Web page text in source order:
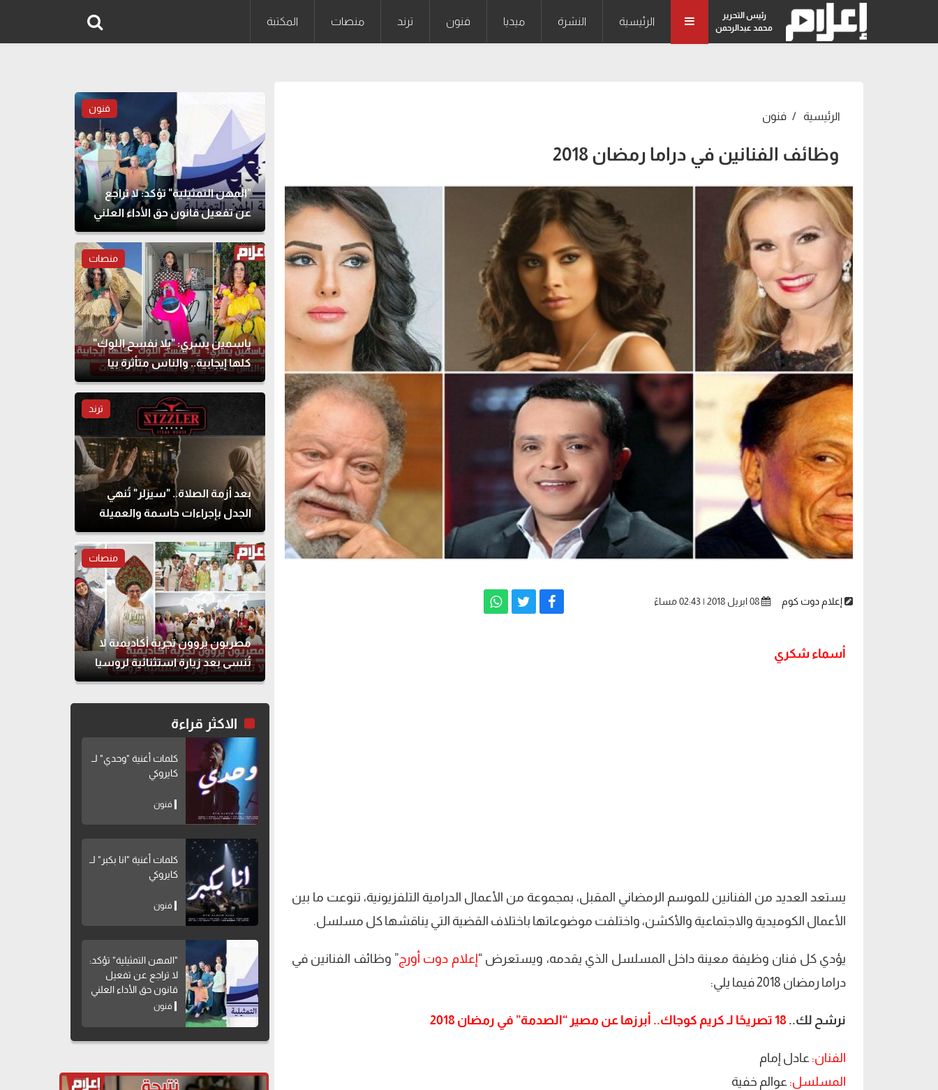
رئيس التحرير
محمد عبدالرحمن
الرئيسية النشرة ميديا فنون ترند منصات المكتبة
الرئيسية فنون
وظائف الفنانين في دراما رمضان 2018
إعلام دوت كوم
أسماء شكري
يستعد العديد من الفنانين للموسم الرمضاني المقبل، بمجموعة من الأعمال الدرامية التلفزيونية، تنوعت ما بين
الأعمال الكوميدية والاجتماعية والأكشن، واختلفت موضوعاتها باختلاف القضية التي يناقشها كل مسلسل.
يؤدي كل فنان وظيفة معينة داخل المسلسل الذي يقدمه، ويستعرض “إعلام دوت أورج” وظائف الفنانين في
دراما رمضان 2018 فيما يلي:
نرشح لك.. 18 تصريحًا لـ كريم كوجاك.. أبرزها عن مصير “الصدمة” في رمضان 2018
الفنان: عادل إمام
المسلسل: عوالم خفية
فنون
"المهن التمثيلية" تؤكد: لا تراجع
عن تفعيل قانون حق الأداء العلني
منصات
ياسمين يسري: "يلا نفسح اللوك"
كلها إيجابية.. والناس متأثرة بيا
وما بهتمش بالانتقادات
ترند
بعد أزمة الصلاة.. "سيزلر" تُنهي
الجدل بإجراءات حاسمة والعميلة
تحذف المنشور
منصات
مصريون يروون تجربة أكاديمية لا
تُنسى بعد زيارة استثنائية لروسيا
الاكثر قراءة
كلمات أغنية "وحدي" لــ
كايروكي
فنون
كلمات أغنية "انا بكبر" لــ
كايروكي
فنون
"المهن التمثيلية" تؤكد:
لا تراجع عن تفعيل
قانون حق الأداء العلني
فنون